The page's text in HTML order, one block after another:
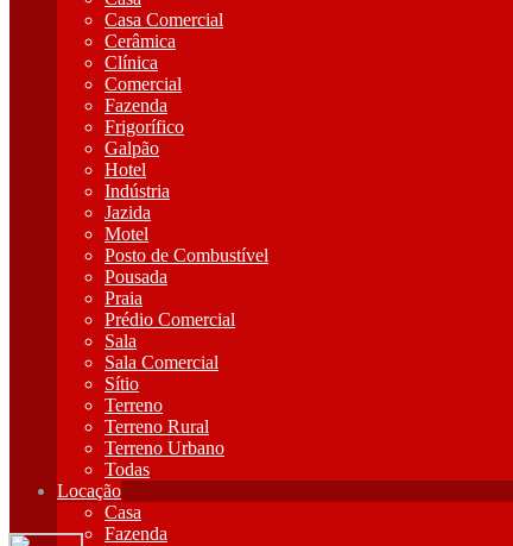
Casa Comercial
Cerâmica
Clínica
Comercial
Fazenda
Frigorífico
Galpão
Hotel
Indústria
Jazida
Motel
Posto de Combustível
Pousada
Praia
Prédio Comercial
Sala
Sala Comercial
Sítio
Terreno
Terreno Rural
Terreno Urbano
Todas
Locação
Casa
Fazenda